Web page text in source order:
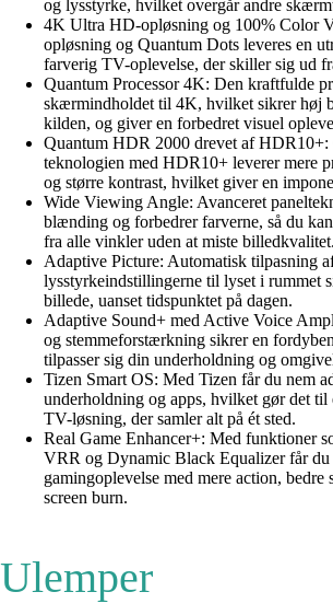
og lysstyrke, hvilket overgår andre
4K Ultra HD-opløsning og 100% Color
opløsning og Quantum Dots leveres en
farverig TV-oplevelse, der skiller sig ud
Quantum Processor 4K: Den kraftfulde
skærmindholdet til 4K, hvilket sikrer høj
kilden, og giver en forbedret visuel
Quantum HDR 2000 drevet af
teknologien med HDR10+ leverer mere
og større kontrast, hvilket giver en
Wide Viewing Angle: Avanceret
blænding og forbedrer farverne, så du
fra alle vinkler uden at miste billedkvalitet.
Adaptive Picture: Automatisk tilpasning
lysstyrkeindstillingerne til lyset i rummet
billede, uanset tidspunktet på dagen.
Adaptive Sound+ med Active Voice
og stemmeforstærkning sikrer en
tilpasser sig din underholdning og
Tizen Smart OS: Med Tizen får du nem
underholdning og apps, hvilket gør det til
TV-løsning, der samler alt på ét sted.
Real Game Enhancer+: Med funktioner
VRR og Dynamic Black Equalizer får du
gamingoplevelse med mere action, bedre
screen burn.
Ulemper